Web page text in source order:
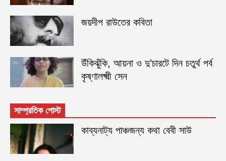
জয়দীপ রাউতের কবিতা
উঁকিঝুঁকি, আয়না ও দু’চারটে দিন চতুর্থ পর্ব
কৃষ্ণালক্ষ্মী সেন
সাম্প্রতিক পোস্ট
কাব্যনাট্য পাঞ্চজন্য কথা বেবী সাউ